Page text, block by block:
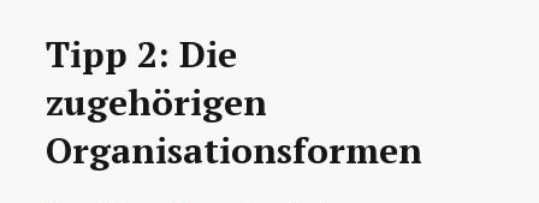
Tipp 2: Die
zugehörigen
Organisationsformen